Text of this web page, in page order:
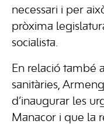
necessari i per
pròxima
socialista.
En relació també
sanitàries,
d’inaugurar les
Manacor i que la